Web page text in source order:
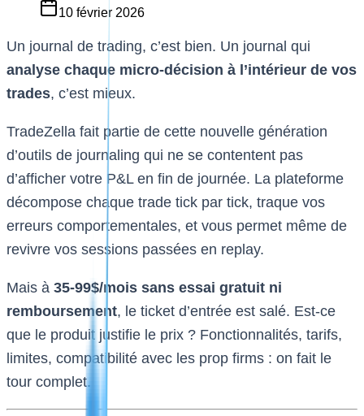
10 février 2026
Un journal de trading, c’est bien. Un journal qui
analyse chaque micro-décision à l’intérieur de vos
trades, c’est mieux.
TradeZella fait partie de cette nouvelle génération
d’outils de journaling qui ne se contentent pas
d’afficher votre P&L en fin de journée. La plateforme
décompose chaque trade tick par tick, traque vos
erreurs comportementales, et vous permet même de
revivre vos sessions passées en replay.
Mais à 35-99$/mois sans essai gratuit ni
remboursement, le ticket d’entrée est salé. Est-ce
que le produit justifie le prix ? Fonctionnalités, tarifs,
limites, compatibilité avec les prop firms : on fait le
tour complet.